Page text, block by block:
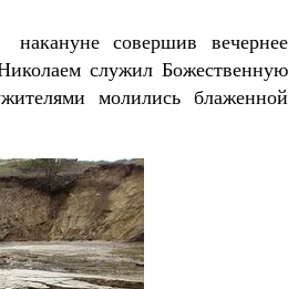
совершив вечернее
служил Божественную
молились блаженной